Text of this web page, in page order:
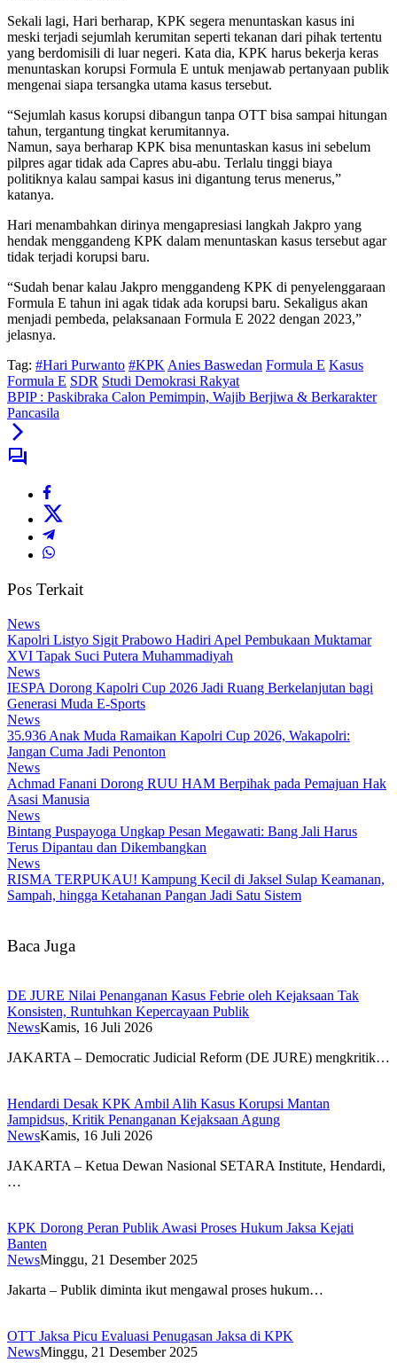
Sekali lagi, Hari berharap, KPK segera menuntaskan kasus ini
meski terjadi sejumlah kerumitan seperti tekanan dari pihak tertentu
yang berdomisili di luar negeri. Kata dia, KPK harus bekerja keras
menuntaskan korupsi Formula E untuk menjawab pertanyaan publik
mengenai siapa tersangka utama kasus tersebut.
“Sejumlah kasus korupsi dibangun tanpa OTT bisa sampai hitungan
tahun, tergantung tingkat kerumitannya.
Namun, saya berharap KPK bisa menuntaskan kasus ini sebelum
pilpres agar tidak ada Capres abu-abu. Terlalu tinggi biaya
politiknya kalau sampai kasus ini digantung terus menerus,”
katanya.
Hari menambahkan dirinya mengapresiasi langkah Jakpro yang
hendak menggandeng KPK dalam menuntaskan kasus tersebut agar
tidak terjadi korupsi baru.
“Sudah benar kalau Jakpro menggandeng KPK di penyelenggaraan
Formula E tahun ini agak tidak ada korupsi baru. Sekaligus akan
menjadi pembeda, pelaksanaan Formula E 2022 dengan 2023,”
jelasnya.
Tag: #Hari Purwanto #KPK Anies Baswedan Formula E Kasus
Formula E SDR Studi Demokrasi Rakyat
BPIP : Paskibraka Calon Pemimpin, Wajib Berjiwa & Berkarakter
Pancasila
Pos Terkait
News
Kapolri Listyo Sigit Prabowo Hadiri Apel Pembukaan Muktamar
XVI Tapak Suci Putera Muhammadiyah
News
IESPA Dorong Kapolri Cup 2026 Jadi Ruang Berkelanjutan bagi
Generasi Muda E-Sports
News
35.936 Anak Muda Ramaikan Kapolri Cup 2026, Wakapolri:
Jangan Cuma Jadi Penonton
News
Achmad Fanani Dorong RUU HAM Berpihak pada Pemajuan Hak
Asasi Manusia
News
Bintang Puspayoga Ungkap Pesan Megawati: Bang Jali Harus
Terus Dipantau dan Dikembangkan
News
RISMA TERPUKAU! Kampung Kecil di Jaksel Sulap Keamanan,
Sampah, hingga Ketahanan Pangan Jadi Satu Sistem
Baca Juga
DE JURE Nilai Penanganan Kasus Febrie oleh Kejaksaan Tak
Konsisten, Runtuhkan Kepercayaan Publik
NewsKamis, 16 Juli 2026
JAKARTA – Democratic Judicial Reform (DE JURE) mengkritik…
Hendardi Desak KPK Ambil Alih Kasus Korupsi Mantan
Jampidsus, Kritik Penanganan Kejaksaan Agung
NewsKamis, 16 Juli 2026
JAKARTA – Ketua Dewan Nasional SETARA Institute, Hendardi,
…
KPK Dorong Peran Publik Awasi Proses Hukum Jaksa Kejati
Banten
NewsMinggu, 21 Desember 2025
Jakarta – Publik diminta ikut mengawal proses hukum…
OTT Jaksa Picu Evaluasi Penugasan Jaksa di KPK
NewsMinggu, 21 Desember 2025